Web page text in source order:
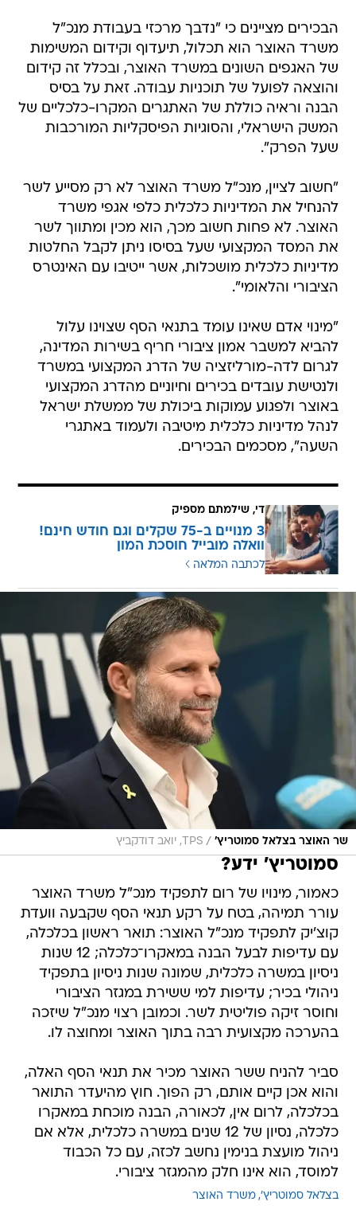
הבכירים מציינים כי "נדבך מרכזי בעבודת מנכ"ל
משרד האוצר הוא תכלול, תיעדוף וקידום המשימות
של האגפים השונים במשרד האוצר, ובכלל זה קידום
והוצאה לפועל של תוכניות עבודה. זאת על בסיס
הבנה וראיה כוללת של האתגרים המקרו-כלכליים של
המשק הישראלי, והסוגיות הפיסקליות המורכבות
שעל הפרק".
"חשוב לציין, מנכ"ל משרד האוצר לא רק מסייע לשר
להנחיל את המדיניות כלכלית כלפי אגפי משרד
האוצר. לא פחות חשוב מכך, הוא מכין ומתווך לשר
את המסד המקצועי שעל בסיסו ניתן לקבל החלטות
מדיניות כלכלית מושכלות, אשר ייטיבו עם האינטרס
הציבורי והלאומי".
"מינוי אדם שאינו עומד בתנאי הסף שצוינו עלול
להביא למשבר אמון ציבורי חריף בשירות המדינה,
לגרום ‏לדה-מורליזציה של הדרג המקצועי במשרד
ולנטישת עובדים בכירים וחיוניים מהדרג המקצועי
באוצר ‏ולפגוע עמוקות ביכולת של ממשלת ישראל
לנהל מדיניות כלכלית מיטיבה ולעמוד באתגרי
השעה", ‏מסכמים הבכירים.‏
די, שילמתם מספיק
3 מנויים ב-75 שקלים וגם חודש חינם!
וואלה מובייל חוסכת המון
לכתבה המלאה
שר האוצר בצלאל סמוטריץ' / TPS, יואב דודקביץ
סמוטריץ' ידע?
כאמור, מינויו של רום לתפקיד מנכ"ל משרד האוצר
עורר תמיהה, בטח על רקע תנאי הסף שקבעה וועדת
קוצ'יק לתפקיד מנכ"ל האוצר: תואר ראשון בכלכלה,
עם עדיפות לבעל הבנה במאקרו־כלכלה; 12 שנות
ניסיון במשרה כלכלית, שמונה שנות ניסיון בתפקיד
ניהולי בכיר; עדיפות למי ששירת במגזר הציבורי
וחוסר זיקה פוליטית לשר. וכמובן רצוי מנכ"ל שיזכה
בהערכה מקצועית רבה בתוך האוצר ומחוצה לו.
סביר להניח ששר האוצר מכיר את תנאי הסף האלה,
והוא אכן קיים אותם, רק הפוך. חוץ מהיעדר התואר
בכלכלה, לרום אין, לכאורה, הבנה מוכחת במאקרו
כלכלה, נסיון של 12 שנים במשרה כלכלית, אלא אם
ניהול מועצת בנימין נחשב לכזה, עם כל הכבוד
למוסד, הוא אינו חלק מהמגזר ציבורי.
בצלאל סמוטריץ' משרד האוצר